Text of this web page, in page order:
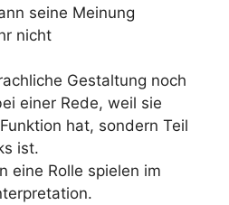
seine Meinung
nicht
Gestaltung noch
einer Rede, weil sie
hat, sondern Teil
ist.
eine Rolle spielen im